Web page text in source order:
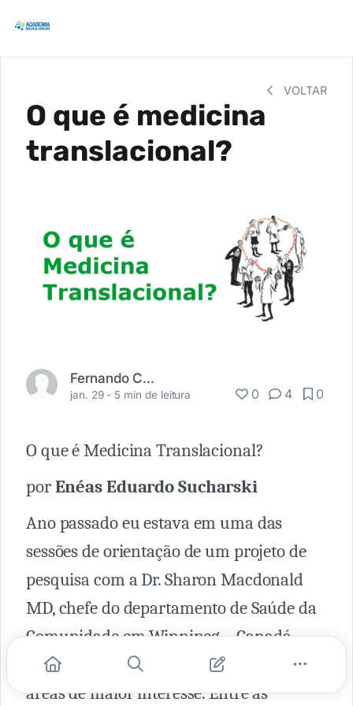
VOLTAR
O que é medicina
translacional?
Fernando Carbonieri
jan. 29 - 5 min de leitura 0 4 0
O que é Medicina Translacional?
porEnéas Eduardo Sucharski
Ano passado eu estava em uma das
sessões de orientação de um projeto de
pesquisa com a Dr. Sharon Macdonald
MD, chefe do departamento de Saúde da
Comunidade em Winnipeg – Canadá,
quando perguntei quais eram as suas
áreas de maior interesse. Entre as